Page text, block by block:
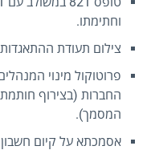
וחתימתו.
צילום תעודת
פרוטוקול מינוי
החברות (בצירוף
המסמך).
אסמכתא על קיום